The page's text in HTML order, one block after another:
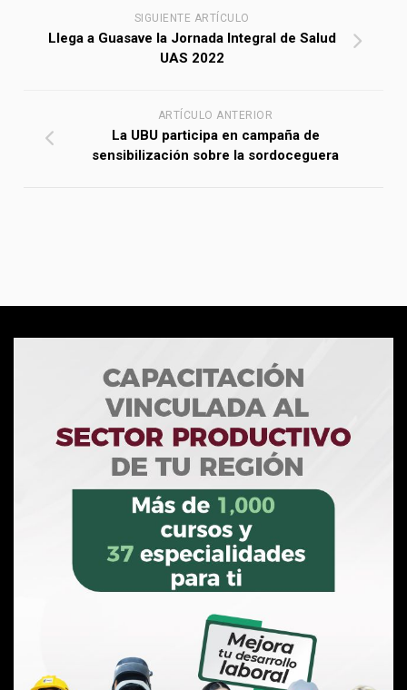
SIGUIENTE ARTÍCULO
Llega a Guasave la Jornada Integral de Salud
UAS 2022
ARTÍCULO ANTERIOR
La UBU participa en campaña de
sensibilización sobre la sordoceguera